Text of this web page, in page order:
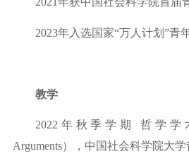
2023年入选国家“万人计划”青
教学
2022年秋季学期 哲学学
Arguments），中国社会科学院大